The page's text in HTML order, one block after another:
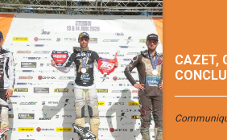
CAZET,